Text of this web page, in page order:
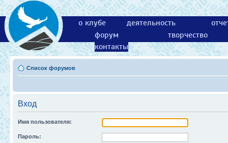
о клубе деятельность
форум
творчество
контакты
Список форумов
Вход
Имя пользователя:
Пароль: